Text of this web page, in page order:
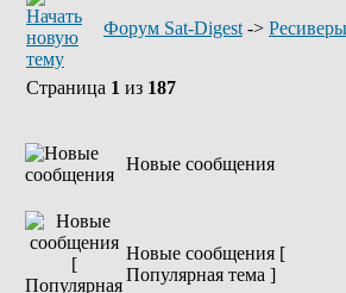
Форум Sat-Digest ->
Страница 1 из 187
Новые сообщения
Новые сообщения [
Популярная тема ]